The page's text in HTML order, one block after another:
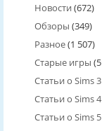
Новости (672)
Обзоры (349)
Разное(1 507)
Старые игры
Статьи о Sims 3
Статьи о Sims 4
Статьи о Sims 5